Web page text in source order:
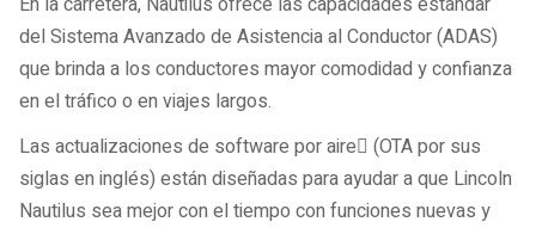
del Sistema Avanzado de Asistencia al Conductor (ADAS)
que brinda a los conductores mayor comodidad y confianza
en el tráfico o en viajes largos.
Las actualizaciones de software por aire (OTA por sus
siglas en inglés) están diseñadas para ayudar a que Lincoln
Nautilus sea mejor con el tiempo con funciones nuevas y